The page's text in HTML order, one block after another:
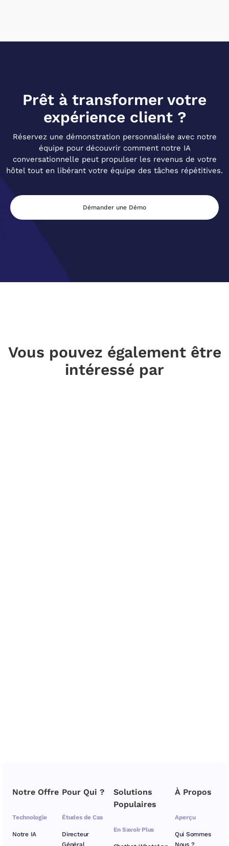
Prêt à transformer votre
expérience client ?
Réservez une démonstration personnalisée avec notre
équipe pour découvrir comment notre IA
conversationnelle peut propulser les revenus de votre
hôtel tout en libérant votre équipe des tâches répétitives.
Démander une Démo
Vous pouvez également être
intéressé par
Notre Offre
Technologie
Notre IA
Pour Qui ?
Études de Cas
Directeur
À Propos
Aperçu
Qui Sommes
Solutions
Populaires
En Savoir Plus